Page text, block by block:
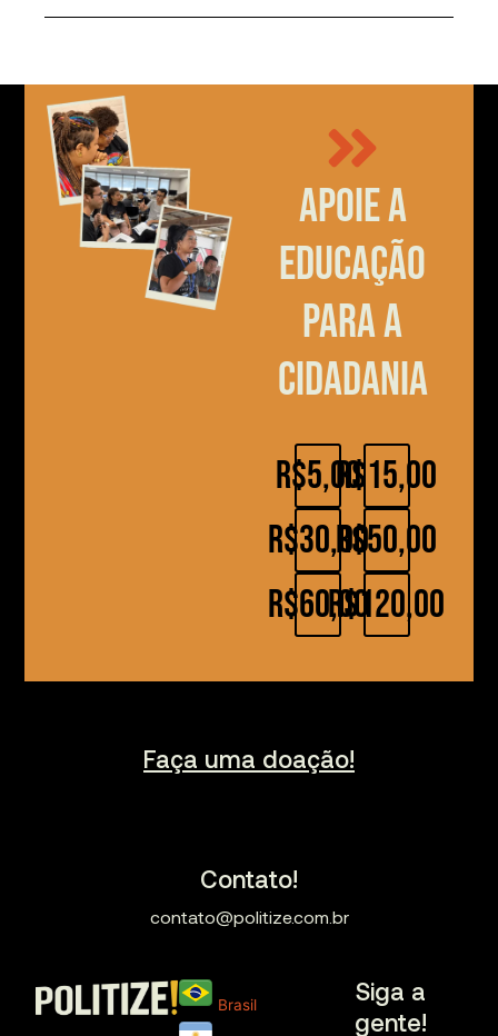
Apoie a
educação
para a
cidadania
R$5,00
R$30,00
R$60,00
R$15,00
R$50,00
R$120,00
Faça uma doação!
Contato!
contato@politize.com.br
Brasil
Siga a
gente!